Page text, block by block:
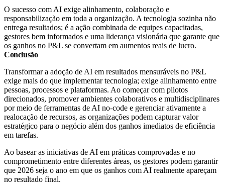
O sucesso com AI exige alinhamento, colaboração e
responsabilização em toda a organização. A tecnologia sozinha não
entrega resultados; é a ação combinada de equipes capacitadas,
gestores bem informados e uma liderança visionária que garante que
os ganhos no P&L se convertam em aumentos reais de lucro.
Conclusão
Transformar a adoção de AI em resultados mensuráveis no P&L
exige mais do que implementar tecnologia; exige alinhamento entre
pessoas, processos e plataformas. Ao começar com pilotos
direcionados, promover ambientes colaborativos e multidisciplinares
por meio de ferramentas de AI no-code e gerenciar ativamente a
realocação de recursos, as organizações podem capturar valor
estratégico para o negócio além dos ganhos imediatos de eficiência
em tarefas.
Ao basear as iniciativas de AI em práticas comprovadas e no
comprometimento entre diferentes áreas, os gestores podem garantir
que 2026 seja o ano em que os ganhos com AI realmente apareçam
no resultado final.